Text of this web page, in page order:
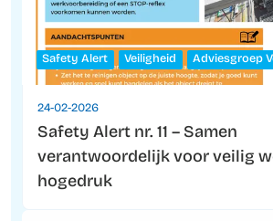
Safety Alert Veiligheid Adviesgroep
24-02-2026
Safety Alert nr. 11 – Samen
verantwoordelijk voor veilig
hogedruk